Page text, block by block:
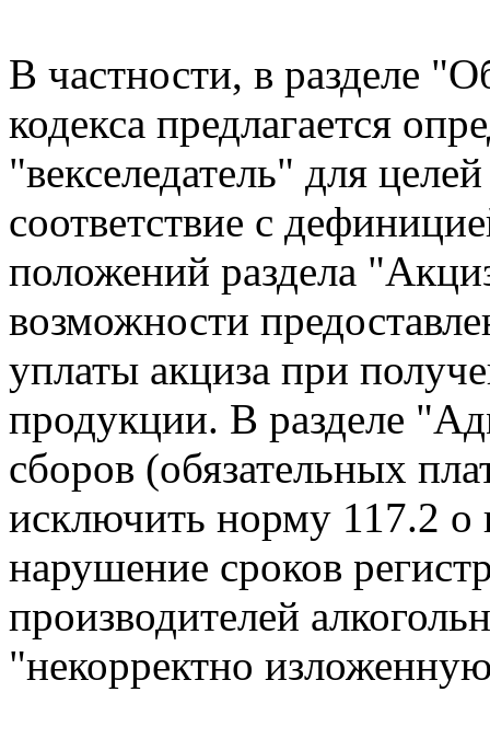
В частности, в разделе
кодекса предлагается
"векселедатель" для
соответствие с
положений раздела
возможности
уплаты акциза при
продукции. В разделе
сборов (обязательных
исключить норму 117.2 о
нарушение сроков
производителей
"некорректно